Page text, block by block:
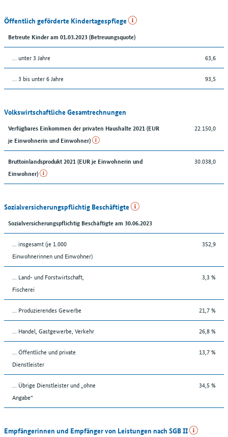
Öffentlich geförderte Kindertagespflege
Betreute Kinder am 01.03.2023 (Betreuungsquote)
… unter 3 Jahre 63,6
… 3 bis unter 6 Jahre 93,5
Volkswirtschaftliche Gesamtrechnungen
Verfügbares Einkommen der privaten Haushalte 2021 (EUR
je Einwohnerin und Einwohner)
22.150,0
Bruttoinlandsprodukt 2021 (EUR je Einwohnerin und
Einwohner)
30.038,0
Sozialversicherungspflichtig Beschäftigte
Sozialversicherungspflichtig Beschäftigte am 30.06.2023
... insgesamt (je 1.000
Einwohnerinnen und Einwohner)
352,9
... Land- und Forstwirtschaft,
Fischerei
3,3 %
... Produzierendes Gewerbe 21,7 %
... Handel, Gastgewerbe, Verkehr 26,8 %
... Öffentliche und private
Dienstleister
13,7 %
... Übrige Dienstleister und „ohne
Angabe“
34,5 %
Empfängerinnen und Empfänger von Leistungen nach SGB II